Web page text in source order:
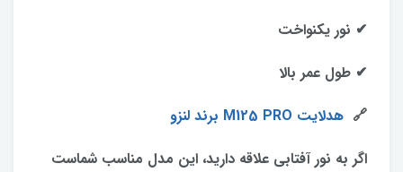
✔ نور یکنواخت
✔ طول عمر بالا
🔗 هدلایت M125 PRO برند لنزو
اگر به نور آفتابی علاقه دارید، این مدل مناسب شماست